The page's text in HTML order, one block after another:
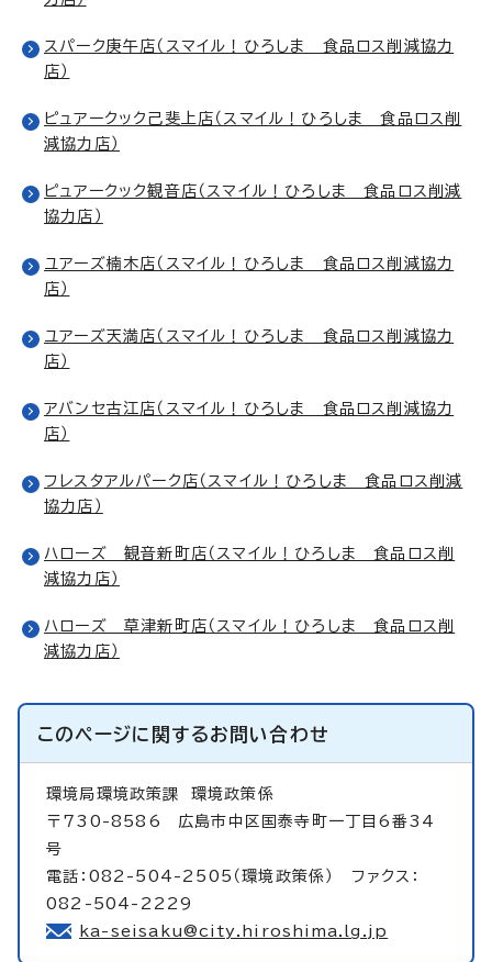
スパーク庚午店（スマイル！ひろしま 食品ロス削減協力
店）
ピュアークック己斐上店（スマイル！ひろしま 食品ロス削
減協力店）
ピュアークック観音店（スマイル！ひろしま 食品ロス削減
協力店）
ユアーズ楠木店（スマイル！ひろしま 食品ロス削減協力
店）
ユアーズ天満店（スマイル！ひろしま 食品ロス削減協力
店）
アバンセ古江店（スマイル！ひろしま 食品ロス削減協力
店）
フレスタアルパーク店（スマイル！ひろしま 食品ロス削減
協力店）
ハローズ 観音新町店（スマイル！ひろしま 食品ロス削
減協力店）
ハローズ 草津新町店（スマイル！ひろしま 食品ロス削
減協力店）
このページに関するお問い合わせ
環境局環境政策課 環境政策係
〒730-8586 広島市中区国泰寺町一丁目6番34
号
電話：082-504-2505（環境政策係） ファクス：
082-504-2229
ka-seisaku@city.hiroshima.lg.jp